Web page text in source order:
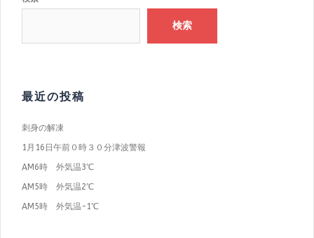
検索
最近の投稿
刺身の解凍
1月16日午前０時３０分津波警報
AM6時 外気温3℃
AM5時 外気温2℃
AM5時 外気温−1℃